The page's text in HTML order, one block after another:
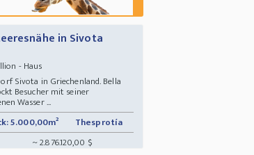
in Sivota
- Haus
Sivota in Griechenland. Bella
Besucher mit seiner
Wasser ...
5.000,00m²
Thesprotía
~ 2.876.120,00 $